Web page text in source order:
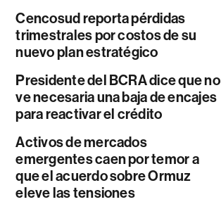
Cencosud reporta pérdidas
trimestrales por costos de su
nuevo plan estratégico
Presidente del BCRA dice que no
ve necesaria una baja de encajes
para reactivar el crédito
Activos de mercados
emergentes caen por temor a
que el acuerdo sobre Ormuz
eleve las tensiones